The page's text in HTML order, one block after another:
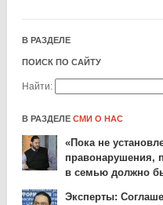
В РАЗДЕЛЕ
ПОИСК ПО САЙТУ
Найти:
В РАЗДЕЛЕ СМИ О НАС
«Пока не
правонарушения,
в семью должно
Эксперты: